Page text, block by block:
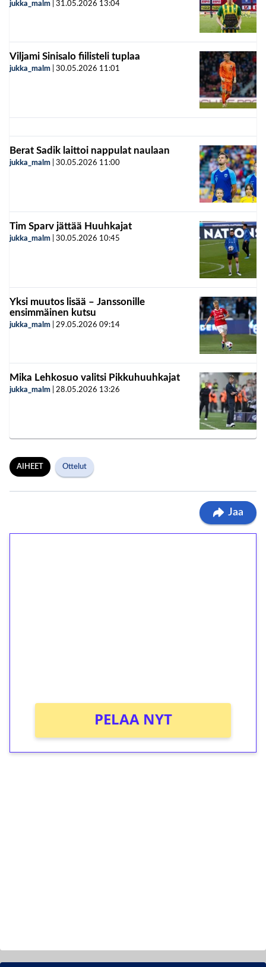
jukka_malm 31.05.2026 13:04
Viljami Sinisalo fiilisteli tuplaa
jukka_malm 30.05.2026 11:01
Berat Sadik laittoi nappulat naulaan
jukka_malm 30.05.2026 11:00
Tim Sparv jättää Huuhkajat
jukka_malm 30.05.2026 10:45
Yksi muutos lisää – Janssonille
ensimmäinen kutsu
jukka_malm 29.05.2026 09:14
Mika Lehkosuo valitsi Pikkuhuuhkajat
jukka_malm 28.05.2026 13:26
AIHEET Ottelut
Jaa
PELAA NYT